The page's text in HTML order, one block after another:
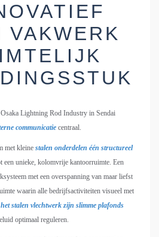
VAKWERK
Lightning Rod Industry in Sendai
communicatie centraal.
met kleine stalen onderdelen één structureel
een unieke, kolomvrije kantoorruimte. Een
met een overspanning van maar liefst
waarin alle bedrijfsactiviteiten visueel met
stalen vlechtwerk zijn slimme plafonds
optimaal reguleren.